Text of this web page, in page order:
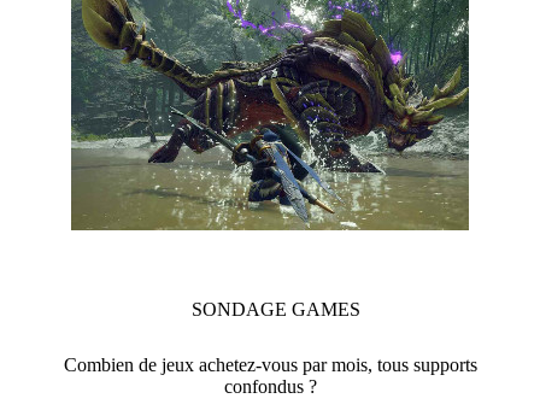
SONDAGE GAMES
Combien de jeux achetez-vous par mois, tous supports
confondus ?